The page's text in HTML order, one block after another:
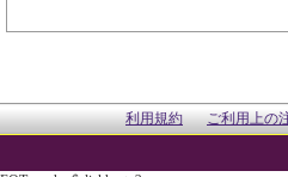
利用規約 ご利用上の